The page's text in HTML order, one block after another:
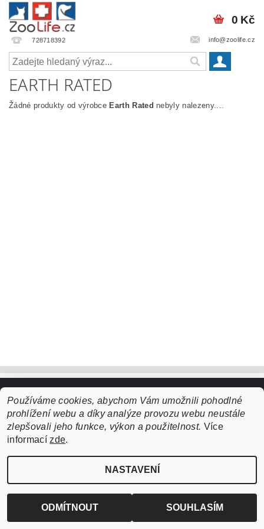
728718392 info@zoolife.cz
0 Kč
EARTH RATED
Žádné produkty od výrobce Earth Rated nebyly nalezeny....
2026 ©ZooLife.cz, všechna práva vyhrazenaUpravit nastavení cookies
Vytvořil Shoptet
Používáme cookies, abychom Vám umožnili pohodlné
prohlížení webu a díky analýze provozu webu neustále
zlepšovali jeho funkce, výkon a použitelnost. Více
informacízde.
NASTAVENÍ
ODMÍTNOUT SOUHLASÍM